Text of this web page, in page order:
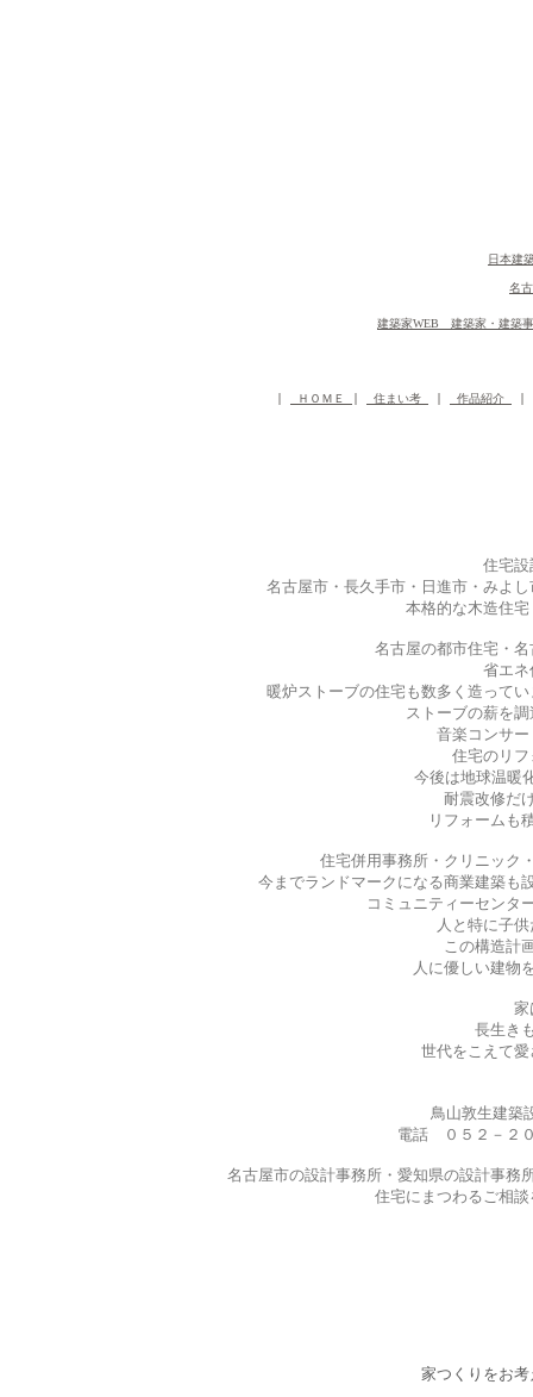
日本建
名
建築家WEB 建築家・建築
ＨＯＭＥ 住まい考 作品紹介
住宅設
名古屋市・長久手市・日進市・みよ
本格的な木造住
名古屋の都市住宅・
省エネ
暖炉ストーブの住宅も数多く造って
ストーブの薪を
音楽コンサ
住宅のリ
今後は地球温暖
耐震改修だ
リフォームも
住宅併用事務所・クリニック
今までランドマークになる商業建築も
コミュニティーセンタ
人と特に子
この構造計
人に優しい建物
家
長生き
世代をこえて
鳥山敦生建
電話 ０５２－２
名古屋市の設計事務所・愛知県の設計事務
住宅にまつわるご相
家つくりをお